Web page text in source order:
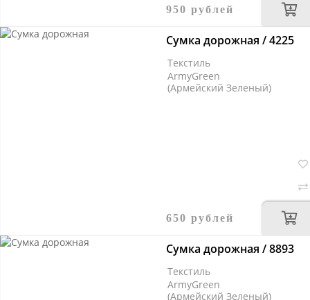
950 рублей
Сумка дорожная / 4225
Текстиль
ArmyGreen
(Армейский Зеленый)
650 рублей
Сумка дорожная / 8893
Текстиль
ArmyGreen
(Армейский Зеленый)